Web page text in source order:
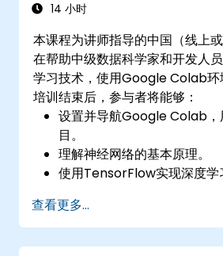
14 小时
本课程为讲师指导的中国（线上
在帮助中级数据科学家和开发人
学习技术，使用Google Colab环
培训结束后，参与者将能够：
设置并导航Google Colab，
目。
理解神经网络的基本原理。
使用TensorFlow实现深度学
利用TensorFlow的高级功能
查看更多...